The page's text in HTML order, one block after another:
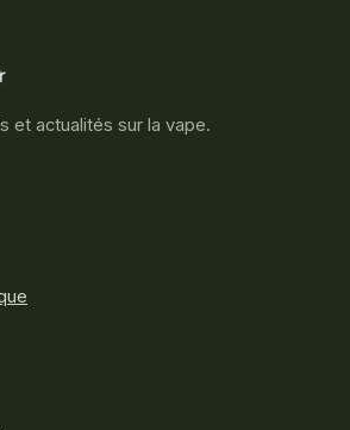
et actualités sur la vape.